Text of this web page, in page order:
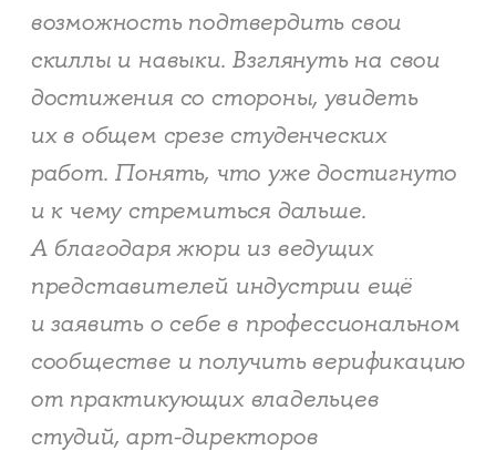
возможность подтвердить свои
скиллы и навыки. Взглянуть на свои
достижения со стороны, увидеть
их в общем срезе студенческих
работ. Понять, что уже достигнуто
и к чему стремиться дальше.
А благодаря жюри из ведущих
представителей индустрии ещё
и заявить о себе в профессиональном
сообществе и получить верификацию
от практикующих владельцев
студий, арт-директоров